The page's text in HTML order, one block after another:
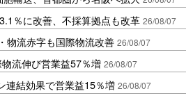
％に改善、不採算拠点も改革 26/08/07
物流赤字も国際物流改善 26/08/07
流伸び営業益57％増 26/08/07
連結効果で営業益15％増 26/08/07